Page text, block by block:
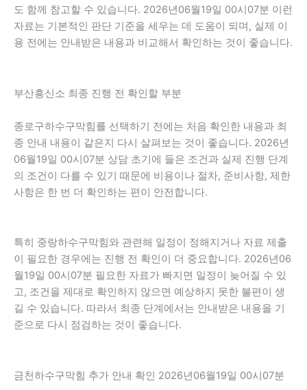
도 함께 참고할 수 있습니다. 2026년06월19일 00시07분 이런
자료는 기본적인 판단 기준을 세우는 데 도움이 되며, 실제 이
용 전에는 안내받은 내용과 비교해서 확인하는 것이 좋습니다.
부산흥신소 최종 진행 전 확인할 부분
종로구하수구막힘를 선택하기 전에는 처음 확인한 내용과 최
종 안내 내용이 같은지 다시 살펴보는 것이 좋습니다. 2026년
06월19일 00시07분 상담 초기에 들은 조건과 실제 진행 단계
의 조건이 다를 수 있기 때문에 비용이나 절차, 준비사항, 제한
사항은 한 번 더 확인하는 편이 안전합니다.
특히 중랑하수구막힘와 관련해 일정이 정해지거나 자료 제출
이 필요한 경우에는 진행 전 확인이 더 중요합니다. 2026년06
월19일 00시07분 필요한 자료가 빠지면 일정이 늦어질 수 있
고, 조건을 제대로 확인하지 않으면 예상하지 못한 불편이 생
길 수 있습니다. 따라서 최종 단계에서는 안내받은 내용을 기
준으로 다시 점검하는 것이 좋습니다.
금천하수구막힘 추가 안내 확인 2026년06월19일 00시07분